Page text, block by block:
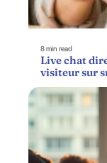
8 min read
Live chat
visiteur sur